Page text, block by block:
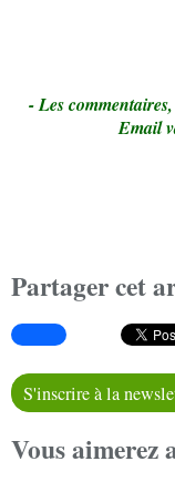
- Les commentaires,
Email
Partager cet
S'inscrire à la
Vous aimerez